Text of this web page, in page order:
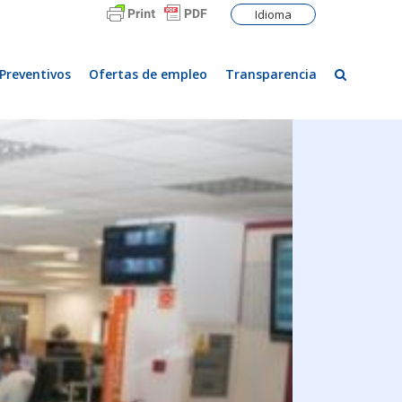
Idioma
Ofertas de empleo Transparencia